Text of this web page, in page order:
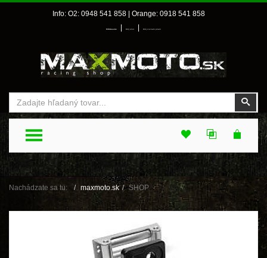
Info: O2: 0948 541 858 | Orange: 0918 541 858
Prihlásenie Môj účet Môj zoznam prianí
TOGGLE MENU
Nachádzate sa tu: maxmoto.sk SHOP